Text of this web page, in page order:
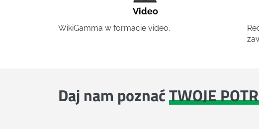
Video
WikiGamma w formacie video.
Daj nam poznaćTWOJE